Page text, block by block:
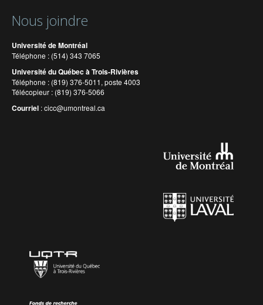
Nous joindre
Université de Montréal
Téléphone : (514) 343 7065
Université du Québec à Trois-Rivières
Téléphone : (819) 376-5011, poste 4003
Télécopieur : (819) 376-5066
Courriel :cicc@umontreal.ca